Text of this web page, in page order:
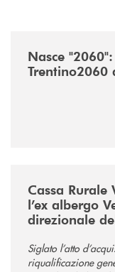
Nasce
Trentino2060
Cassa Rurale
l’ex albergo
direzionale
Siglato l’atto
riqualificazione